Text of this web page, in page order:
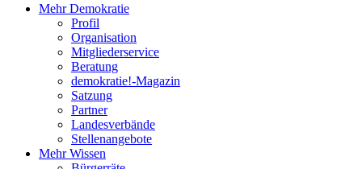
Mehr Demokratie
Profil
Organisation
Mitgliederservice
Beratung
demokratie!-Magazin
Satzung
Partner
Landesverbände
Stellenangebote
Mehr Wissen